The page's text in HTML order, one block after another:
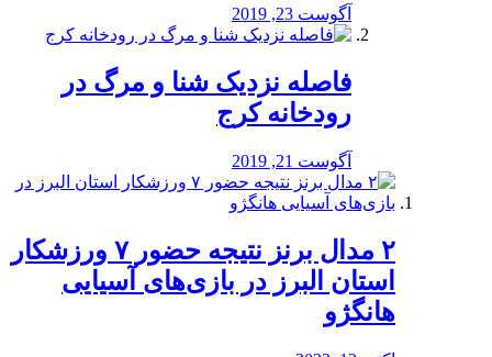
آگوست 23, 2019
️فاصله نزدیک شنا و مرگ در
رودخانه کرج
آگوست 21, 2019
۲ مدال برنز نتیجه حضور ۷ ورزشکار
استان البرز در بازی‌های آسیایی
هانگژو